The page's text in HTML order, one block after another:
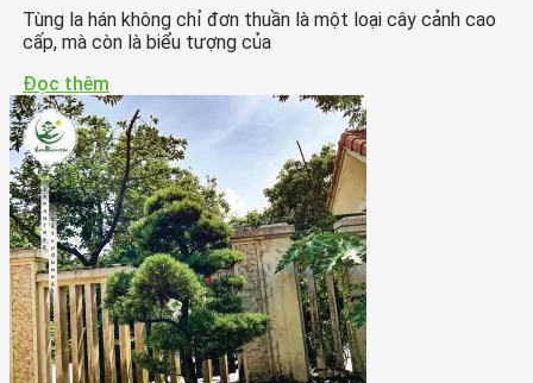
Tùng la hán không chỉ đơn thuần là một loại cây cảnh cao
cấp, mà còn là biểu tượng của
Đọc thêm